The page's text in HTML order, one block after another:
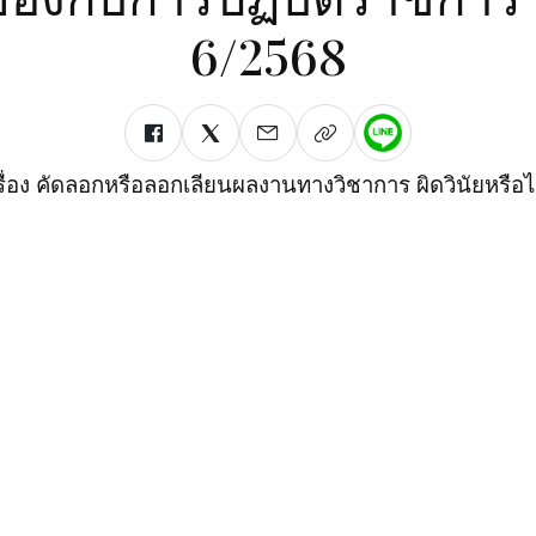
6/2568
อง คัดลอกหรือลอกเลียนผลงานทางวิชาการ ผิดวินัยหรือ